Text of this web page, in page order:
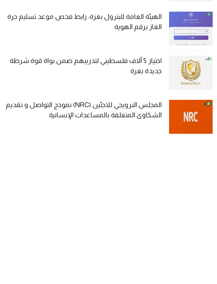
الهيئة العامة للبترول بغزة: رابط فحص موعد تسليم جرة
الغاز برقم الهوية
اختيار 5 آلاف فلسطيني لتدريبهم ضمن نواة قوة شرطة
جديدة بغزة
المجلس النرويجي للاجئين (NRC) نموذج التواصل و تقديم
الشكاوى المتعلقة بالمساعدات الإنسانية